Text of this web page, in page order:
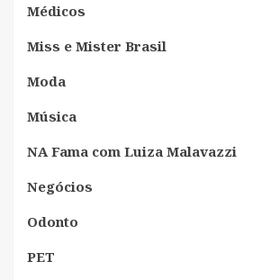
Médicos
Miss e Mister Brasil
Moda
Música
NA Fama com Luiza Malavazzi
Negócios
Odonto
PET